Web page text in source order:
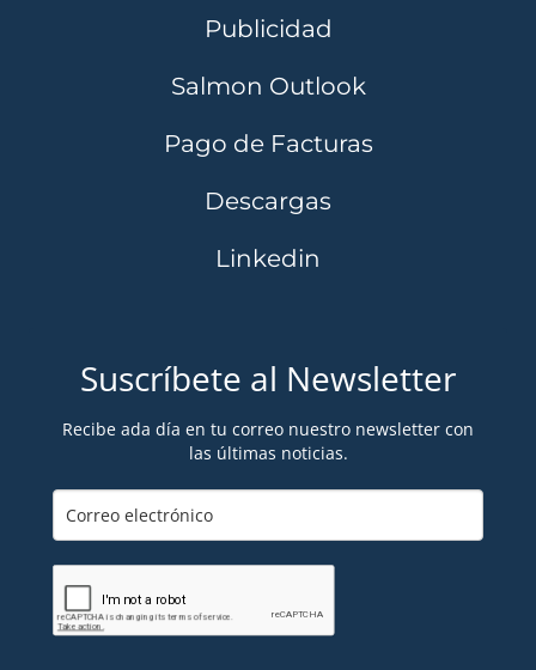
Publicidad
Salmon Outlook
Pago de Facturas
Descargas
Linkedin
Suscríbete al Newsletter
Recibe ada día en tu correo nuestro newsletter con
las últimas noticias.